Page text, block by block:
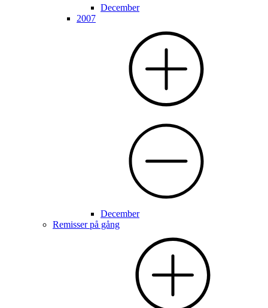
December
2007
December
Remisser på gång